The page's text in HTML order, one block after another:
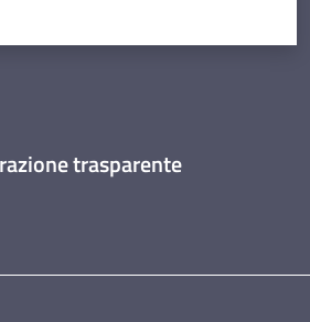
trasparente